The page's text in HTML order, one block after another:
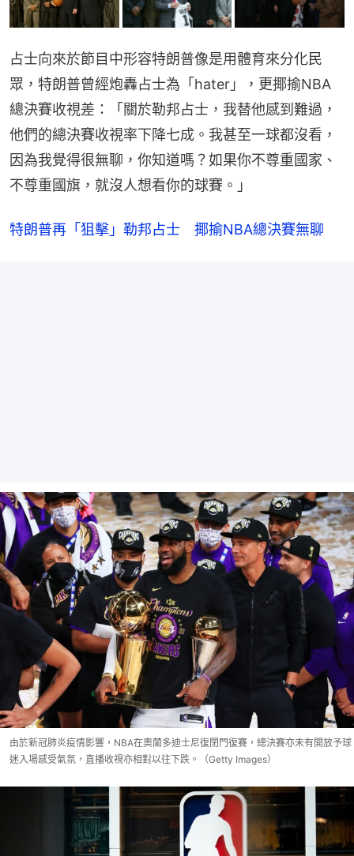
占士向來於節目中形容特朗普像是用體育來分化民
眾，特朗普曾經炮轟占士為「hater」，更揶揄NBA
總決賽收視差：「關於勒邦占士，我替他感到難過，
他們的總決賽收視率下降七成。我甚至一球都沒看，
因為我覺得很無聊，你知道嗎？如果你不尊重國家、
不尊重國旗，就沒人想看你的球賽。」
特朗普再「狙擊」勒邦占士　揶揄NBA總決賽無聊
由於新冠肺炎疫情影響，NBA在奧蘭多迪士尼復閉門復賽，總決賽亦未有開放予球
迷入場感受氣氛，直播收視亦相對以往下跌。（Getty Images）